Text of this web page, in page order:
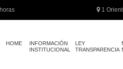
1
HOME
INFORMACIÓN
INSTITUCIONAL
LEY
TRANSPARENCIA